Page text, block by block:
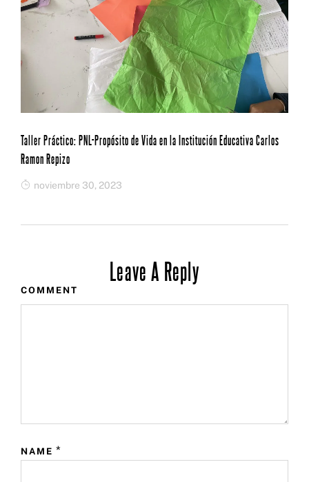
Taller Práctico: PNL-Propósito de Vida en la Institución Educativa Carlos
Ramon Repizo
noviembre 30, 2023
Leave A Reply
COMMENT
NAME *